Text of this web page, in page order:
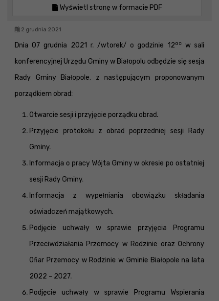
Wyświetl stronę w formacie PDF
2 grudnia 2021
Dnia 07 grudnia 2021 r. /wtorek/ o godzinie 12oo w sali
konferencyjnej Urzędu Gminy w Białopolu odbędzie się sesja
Rady Gminy Białopole, z następującym proponowanym
porządkiem obrad:
Otwarcie sesji i przyjęcie porządku obrad.
Przyjęcie protokołu z obrad poprzedniej sesji Rady
Gminy.
Informacja o pracy Wójta Gminy w okresie po ostatniej
sesji Rady Gminy.
Informacja z wypełniania obowiązku składania
oświadczeń majątkowych.
Podjęcie uchwały w sprawie przyjęcia Programu
Przeciwdziałania Przemocy w Rodzinie oraz Ochrony
Ofiar Przemocy w Rodzinie w Gminie Białopole na lata
2022 – 2027.
Podjęcie uchwały w sprawie Programu Wspierania